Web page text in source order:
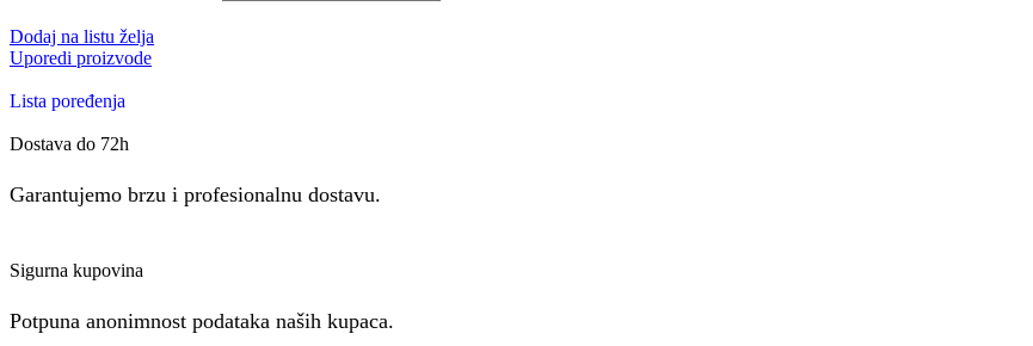
Dodaj na listu želja
Uporedi proizvode
Lista poređenja
Dostava do 72h
Garantujemo brzu i profesionalnu dostavu.
Sigurna kupovina
Potpuna anonimnost podataka naših kupaca.